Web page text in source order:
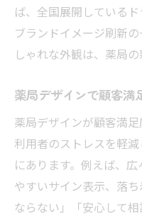
ば、全国展開している
ブランドイメージ刷新
しゃれな外観は、薬局
薬局デザインで顧客満
薬局デザインが顧客満足
利用者のストレスを軽
にあります。例えば、
やすいサイン表示、落
ならない」「安心して